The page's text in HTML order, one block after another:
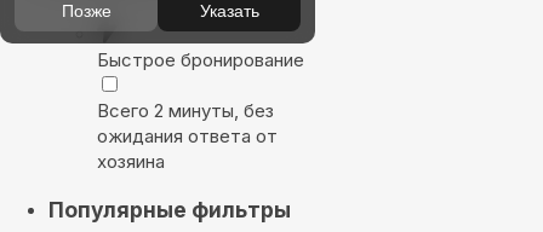
Быстрое бронирование
Всего 2 минуты, без
ожидания ответа от
хозяина
Популярные фильтры
Позже Указать